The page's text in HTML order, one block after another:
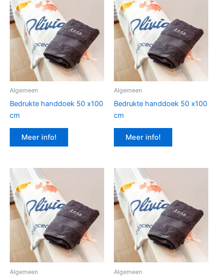
Algemeen
Bedrukte handdoek 50 x100
cm
Meer info!
Algemeen
Bedrukte handdoek 50 x100
cm
Meer info!
Algemeen Algemeen